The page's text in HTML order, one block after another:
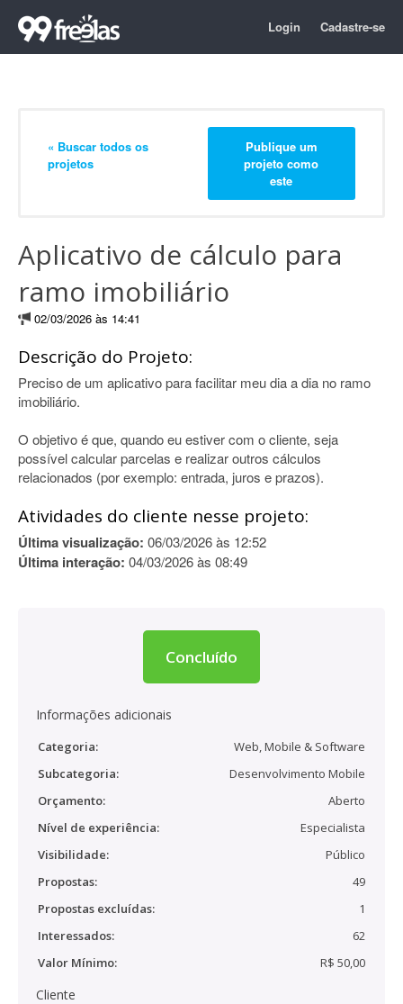
Login Cadastre-se
« Buscar todos os
projetos
Publique um
projeto como
este
Aplicativo de cálculo para
ramo imobiliário
02/03/2026 às 14:41
Descrição do Projeto:
Preciso de um aplicativo para facilitar meu dia a dia no ramo
imobiliário.
O objetivo é que, quando eu estiver com o cliente, seja
possível calcular parcelas e realizar outros cálculos
relacionados (por exemplo: entrada, juros e prazos).
Atividades do cliente nesse projeto:
Última visualização: 06/03/2026 às 12:52
Última interação: 04/03/2026 às 08:49
Concluído
Informações adicionais
Categoria:
Web, Mobile & Software
Subcategoria:
Desenvolvimento Mobile
Orçamento:
Aberto
Nível de experiência:
Especialista
Visibilidade:
Público
Propostas:
49
Propostas excluídas:
1
Interessados:
62
Valor Mínimo:
R$ 50,00
Cliente